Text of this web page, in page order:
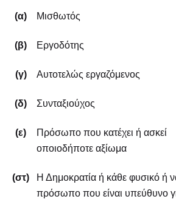
(α) Μισθωτός
(β) Εργοδότης
(γ) Αυτοτελώς εργαζόμενος
(δ) Συνταξιούχος
(ε)
Πρόσωπο που κατέχει ή ασκεί
οποιοδήποτε αξίωμα
(στ)
Η Δημοκρατία ή κάθε φυσικό ή
πρόσωπο που είναι υπεύθυνο